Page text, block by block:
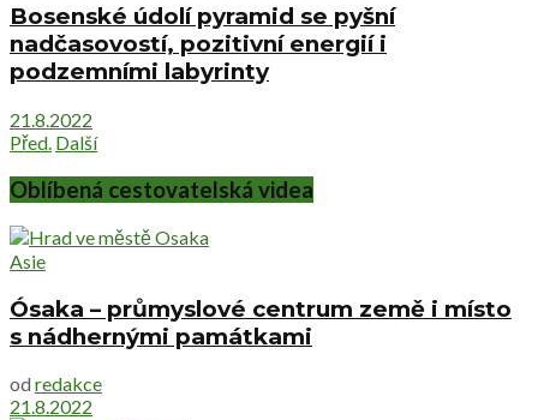
Bosenské údolí pyramid se pyšní
nadčasovostí, pozitivní energií i
podzemními labyrinty
21.8.2022
Před. Další
Oblíbená cestovatelská videa
Asie
Ósaka – průmyslové centrum země i místo
s nádhernými památkami
od redakce
21.8.2022